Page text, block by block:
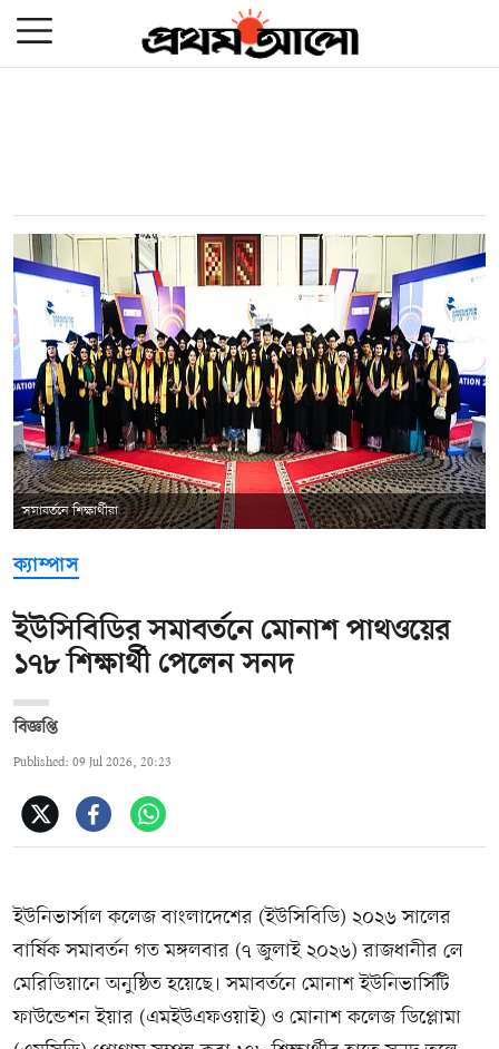
সমাবর্তনে শিক্ষার্থীরা
ক্যাম্পাস
ইউসিবিডির সমাবর্তনে মোনাশ পাথওয়ের
১৭৮ শিক্ষার্থী পেলেন সনদ
বিজ্ঞপ্তি
Published: 09 Jul 2026, 20:23
ইউনিভার্সাল কলেজ বাংলাদেশের (ইউসিবিডি) ২০২৬ সালের
বার্ষিক সমাবর্তন গত মঙ্গলবার (৭ জুলাই ২০২৬) রাজধানীর লে
মেরিডিয়ানে অনুষ্ঠিত হয়েছে। সমাবর্তনে মোনাশ ইউনিভার্সিটি
ফাউন্ডেশন ইয়ার (এমইউএফওয়াই) ও মোনাশ কলেজ ডিপ্লোমা